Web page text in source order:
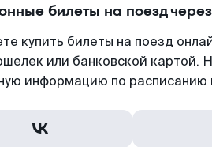
билеты на поезд
купить билеты на поезд
или банковской картой.
информацию по